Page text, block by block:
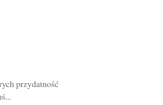
przydatność